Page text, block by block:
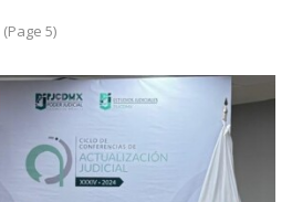
(Page 5)